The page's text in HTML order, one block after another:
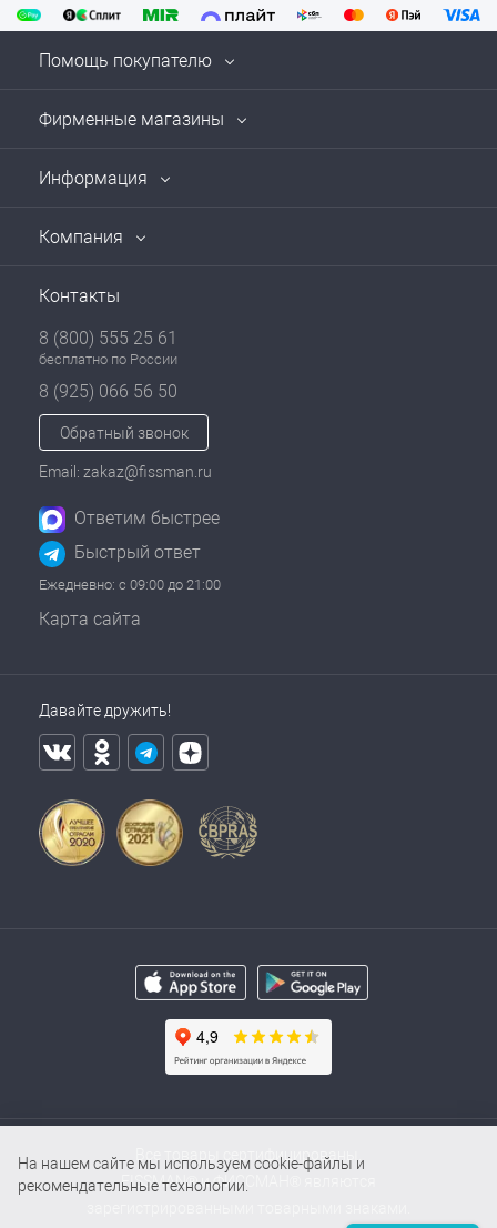
Помощь покупателю
Фирменные магазины
Информация
Компания
Контакты
8 (800) 555 25 61
бесплатно по России
8 (925) 066 56 50
Обратный звонок
Email: zakaz@fissman.ru
Ответим быстрее
Быстрый ответ
Ежедневно: с 09:00 до 21:00
Карта сайта
Давайте дружить!
Все товары сертифицированы.
FISSMAN® и ФИССМАН® являются
На нашем сайте мы используем cookie-файлы и
рекомендательные технологии.